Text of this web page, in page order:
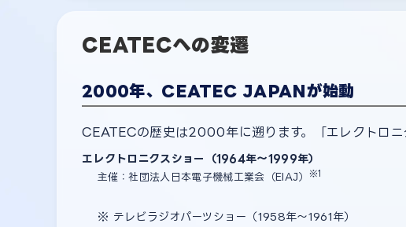
CEATECへの変遷
2000年、CEATEC JAPANが始動
CEATECの歴史は2000年に遡ります。「エレクトロ
エレクトロニクスショー（1964年～1999年）
主催：社団法人日本電子機械工業会（EIAJ） ※1
※ テレビラジオパーツショー（1958年〜1961年）